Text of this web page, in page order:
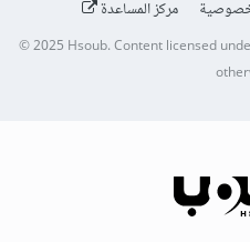
مركز المساعدة
© 2025Hsoub.Content licensed